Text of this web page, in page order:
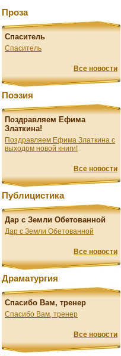
Проза
Спаситель
Спаситель
Все новости
Поэзия
Поздравляем Ефима
Златкина!
Поздравляем Ефима Златкина с
выходом новой книги!
Все новости
Публицистика
Дар с Земли Обетованной
Дар с Земли Обетованной
Все новости
Драматургия
Спасибо Вам, тренер
Спасибо Вам, тренер
Все новости